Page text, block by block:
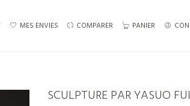
MES ENVIES COMPARER PANIER
SCULPTURE PAR YASUO